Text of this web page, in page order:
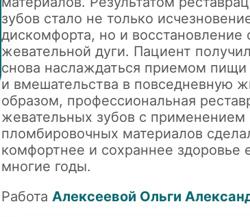
зубов стало не только
дискомфорта, но и восстановление
жевательной дуги. Пациент
снова наслаждаться приемом пищи
и вмешательства в повседневную
образом, профессиональная
жевательных зубов с применением
пломбировочных материалов
комфортнее и сохраннее здоровье
многие годы.
Работа Алексеевой Ольги